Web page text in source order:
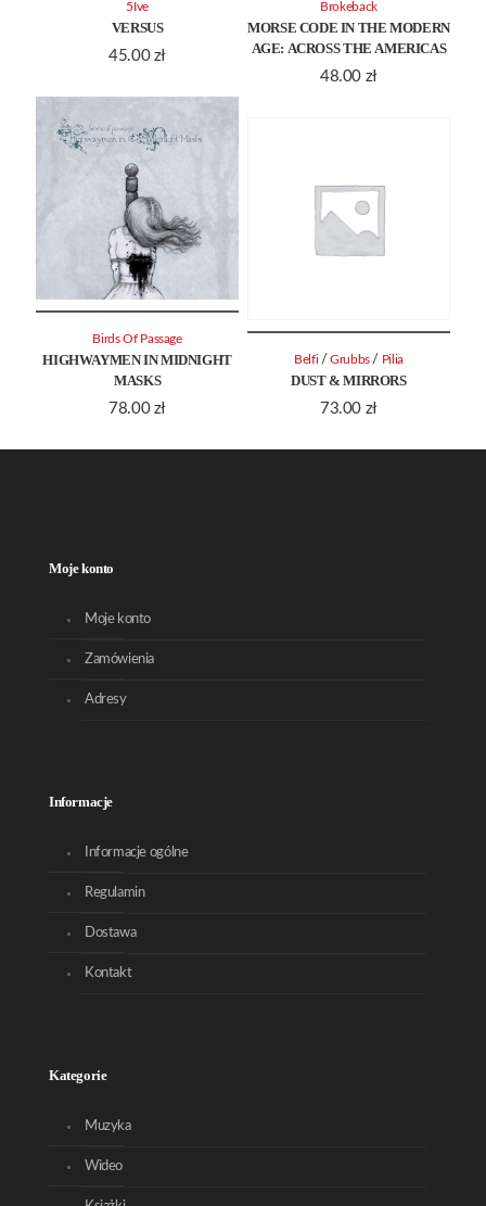
VERSUS
45.00 zł
5Ive
MORSE CODE IN THE MODERN
AGE: ACROSS THE AMERICAS
48.00 zł
Brokeback
HIGHWAYMEN IN MIDNIGHT
MASKS
78.00 zł
Birds Of Passage
DUST & MIRRORS
73.00 zł
Belfi / Grubbs / Pilia
Moje konto
Moje konto
Zamówienia
Adresy
Informacje
Informacje ogólne
Regulamin
Dostawa
Kontakt
Kategorie
Muzyka
Wideo